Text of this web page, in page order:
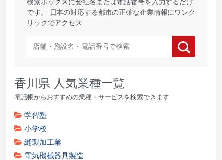
検索ボックスに会社名または電話番号を入力するだけ
です。 日本の対応する都市の正確な企業情報にワンク
リックでアクセス
香川県 人気業種一覧
電話帳からおすすめの業種・サービスを検索できます
学習塾
小学校
縫製加工業
電気機械器具製造